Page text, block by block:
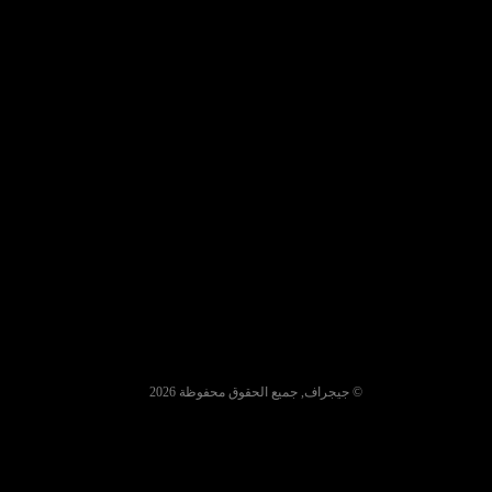
© جيجراف, جميع الحقوق محفوظة 2026